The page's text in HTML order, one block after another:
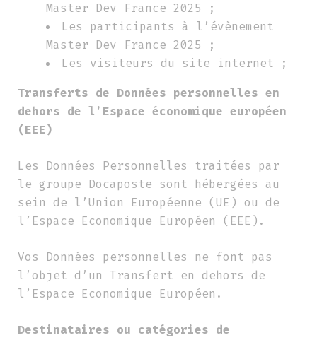
Master Dev France 2025 ;
Les participants à l’évènement
Master Dev France 2025 ;
Les visiteurs du site internet ;
Transferts de Données personnelles en
dehors de l’Espace économique européen
(EEE)
Les Données Personnelles traitées par
le groupe Docaposte sont hébergées au
sein de l’Union Européenne (UE) ou de
l’Espace Economique Européen (EEE).
Vos Données personnelles ne font pas
l’objet d’un Transfert en dehors de
l’Espace Economique Européen.
Destinataires ou catégories de